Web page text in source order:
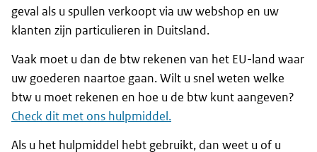
geval als u spullen verkoopt via uw webshop en uw
klanten zijn particulieren in Duitsland.
Vaak moet u dan de btw rekenen van het EU-land waar
uw goederen naartoe gaan. Wilt u snel weten welke
btw u moet rekenen en hoe u de btw kunt aangeven?
Check dit met ons hulpmiddel.
Als u het hulpmiddel hebt gebruikt, dan weet u of u